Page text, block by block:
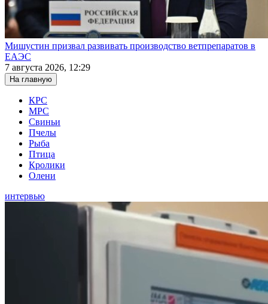
Мишустин призвал развивать производство ветпрепаратов в
ЕАЭС
7 августа 2026, 12:29
На главную
КРС
МРС
Свиньи
Пчелы
Рыба
Птица
Кролики
Олени
интервью